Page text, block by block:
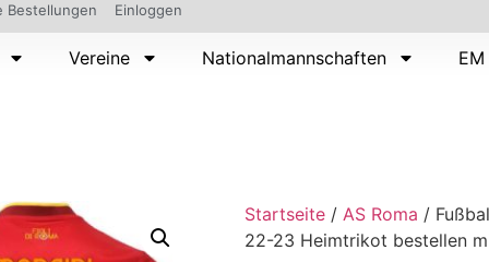
Bestellungen Einloggen
Vereine Nationalmannschaften
Startseite / AS Roma /
22-23 Heimtrikot bestellen